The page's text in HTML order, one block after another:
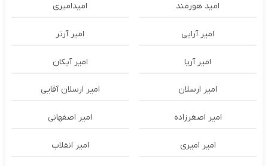
امید هورمند امیدامیری
امیر آرایی امیر آرتر
امیر آریا امیر آیکان
امیر ارسلان امیر ارسلان آقایی
امیر اصغرزاده امیر اصفهانی
امیر امیری امیر انقلاب